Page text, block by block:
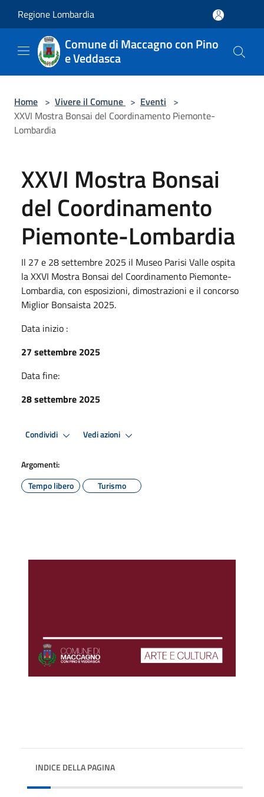
Regione Lombardia
Comune di Maccagno con Pino
e Veddasca
Home > Vivere il Comune > Eventi >
XXVI Mostra Bonsai del Coordinamento Piemonte-
Lombardia
XXVI Mostra Bonsai
del Coordinamento
Piemonte-Lombardia
Il 27 e 28 settembre 2025 il Museo Parisi Valle ospita
la XXVI Mostra Bonsai del Coordinamento Piemonte-
Lombardia, con esposizioni, dimostrazioni e il concorso
Miglior Bonsaista 2025.
Data inizio :
27 settembre 2025
Data fine:
28 settembre 2025
Condividi Vedi azioni
Argomenti:
Tempo libero
Turismo
INDICE DELLA PAGINA